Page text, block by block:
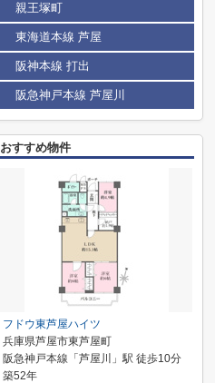
親王塚町
東海道本線 芦屋
阪神本線 打出
阪急神戸本線 芦屋川
おすすめ物件
フドウ東芦屋ハイツ
兵庫県芦屋市東芦屋町
阪急神戸本線「芦屋川」駅 徒歩10分
築52年